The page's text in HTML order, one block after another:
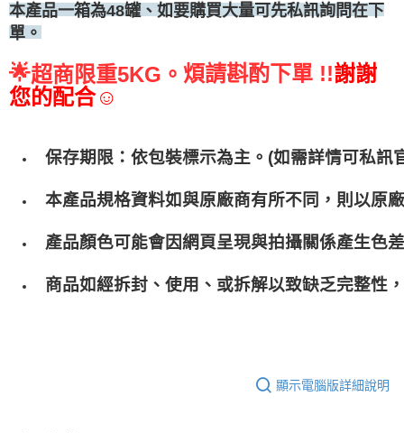
本產品一箱為48罐、如要購買大量可先私訊詢問在下
單。
🌟超商限重5KG。 煩請斟酌下單 !!謝謝
您的配合☺
保存期限：依包裝標示為主。(如需詳情可私訊
本產品規格資料如與原廠商有所不同，則以原
產品顏色可能會因網頁呈現與拍攝關係產生色
商品如經拆封、使用、或拆解以致缺乏完整性
顯示電腦版詳細說明